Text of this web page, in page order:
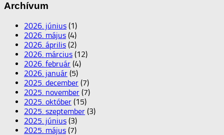
Archívum
2026. június (1)
2026. május (4)
2026. április (2)
2026. március (12)
2026. február (4)
2026. január (5)
2025. december (7)
2025. november (7)
2025. október (15)
2025. szeptember (3)
2025. június (3)
2025. május (7)